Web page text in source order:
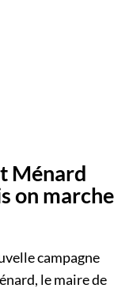
Ménard
on marche
campagne
le maire de